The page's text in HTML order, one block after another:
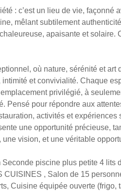
: c’est un lieu de vie,
mêlant subtilement
apaisante et
où nature, sérénité et
et convivialité. Chaque
privilégié, à
Pensé pour répondre aux
activités et
une opportunité précieuse,
vision, et une véritable
piscine plus petite 4 lits
, Salon de 15
Cuisine équipée ouverte